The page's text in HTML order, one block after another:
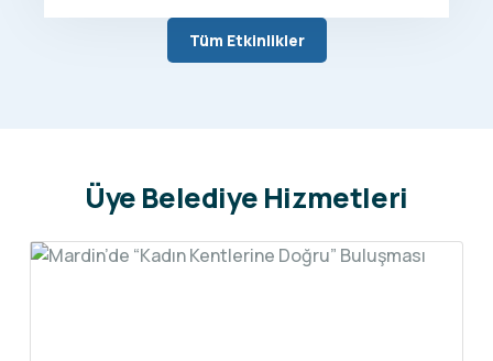
Tüm Etkinlikler
Üye Belediye Hizmetleri